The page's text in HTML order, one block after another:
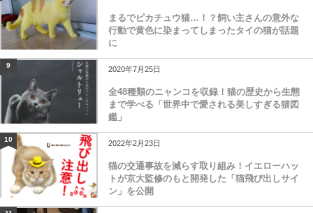
まるでピカチュウ猫…！？飼い主さんの意外な
行動で黄色に染まってしまったタイの猫が話題
に
9 2020年7月25日
全48種類のニャンコを収録！猫の歴史から生態
まで学べる「世界中で愛される美しすぎる猫図
鑑」
10 2022年2月23日
猫の交通事故を減らす取り組み！イエローハッ
トが京大監修のもと開発した「猫飛び出しサイ
ン」を公開